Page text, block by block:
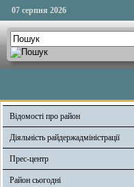
07 серпня 2026
Відомості про район
Діяльність райдержадміністрації
Прес-центр
Район сьогодні